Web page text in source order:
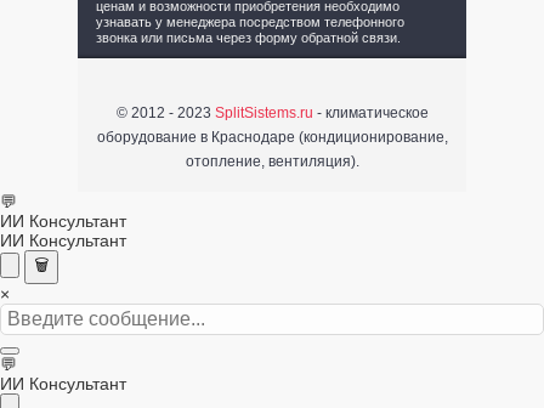
ценам и возможности приобретения необходимо
узнавать у менеджера посредством телефонного
звонка или письма через форму обратной связи.
© 2012 - 2023 SplitSistems.ru - климатическое
оборудование в Краснодаре (кондиционирование,
отопление, вентиляция).
💬
ИИ Консультант
ИИ Консультант
🗑️
×
💬
ИИ Консультант